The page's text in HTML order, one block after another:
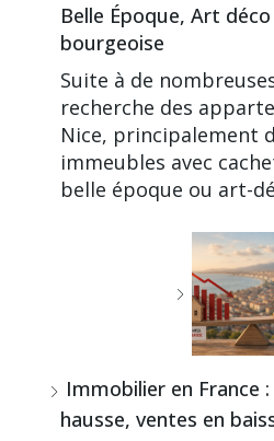
Belle Époque, Art
bourgeoise
Suite à de
recherche des
Nice, principalement
immeubles avec
belle époque ou art-
Immobilier en France
hausse, ventes en